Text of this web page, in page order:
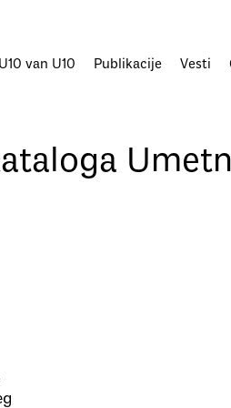
U10 van U10 Publikacije Vesti